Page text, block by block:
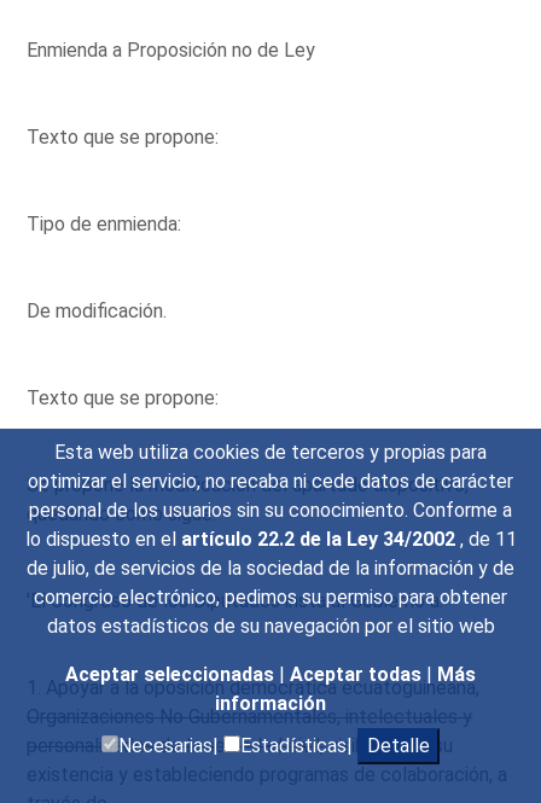
Esta web utiliza cookies de terceros y propias para
optimizar el servicio, no recaba ni cede datos de carácter
personal de los usuarios sin su conocimiento. Conforme a
lo dispuesto en el artículo 22.2 de la Ley 34/2002 , de 11
de julio, de servicios de la sociedad de la información y de
comercio electrónico, pedimos su permiso para obtener
datos estadísticos de su navegación por el sitio web
Aceptar seleccionadas | Aceptar todas | Más
información
Necesarias|
Estadísticas| Detalle
Enmienda a Proposición no de Ley
Texto que se propone:
Tipo de enmienda:
De modificación.
Texto que se propone:
Se propone la modificación del apartado dispositivo,
quedando como sigue:
'El Congreso de los Diputados insta al Gobierno a:
1. Apoyar a la oposición democrática ecuatoguineana,
Organizaciones No Gubernamentales, intelectuales y
personalidades de la sociedad civil,visibilizando su
existencia y estableciendo programas de colaboración, a